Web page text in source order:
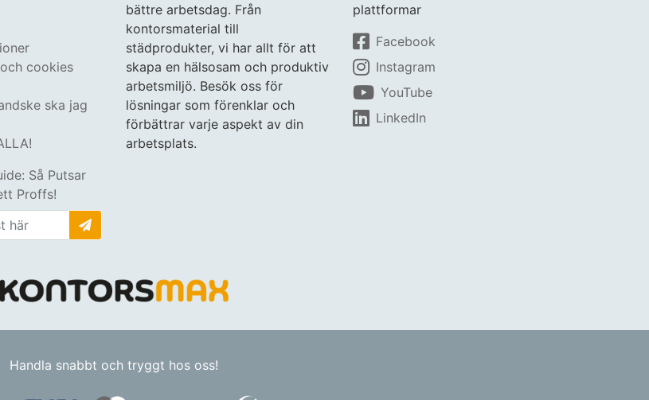
cookies
ska jag
Så Putsar
Proffs!
bättre arbetsdag. Från
kontorsmaterial till
städprodukter, vi har allt för att
skapa en hälsosam och produktiv
arbetsmiljö. Besök oss för
lösningar som förenklar och
förbättrar varje aspekt av din
arbetsplats.
plattformar
Facebook
Instagram
YouTube
LinkedIn
Handla snabbt och tryggt hos oss!